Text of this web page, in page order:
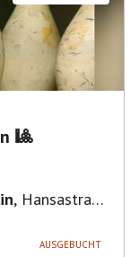
🎱
, Hansastraße
AUSGEBUCHT